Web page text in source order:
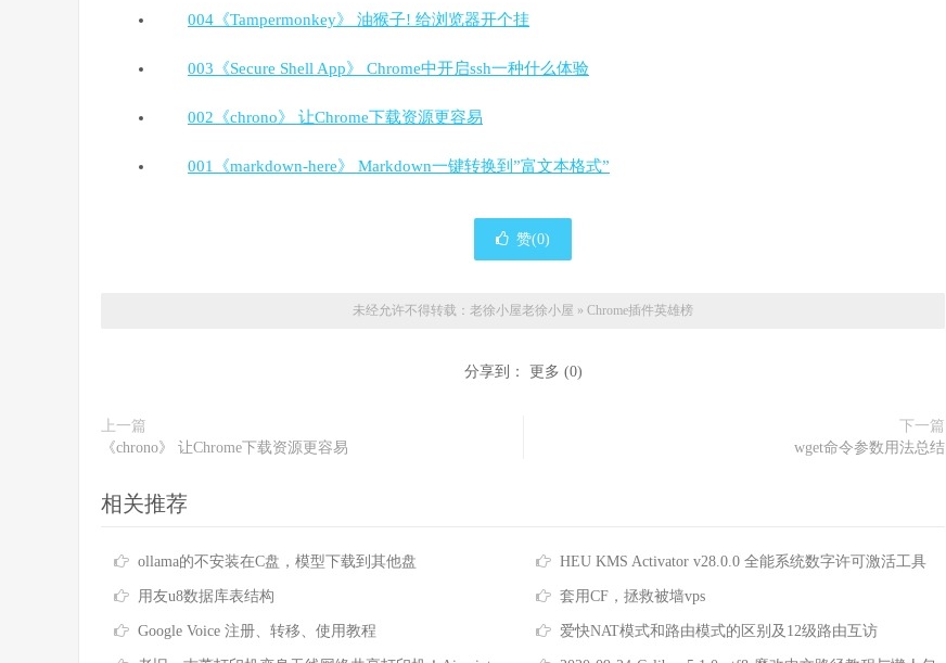
004《Tampermonkey》 油猴子! 给浏览器开个挂
003《Secure Shell App》 Chrome中开启ssh一种什么体验
002《chrono》 让Chrome下载资源更容易
001《markdown-here》 Markdown一键转换到”富文本格式”
赞(0)
未经允许不得转载：老徐小屋老徐小屋 » Chrome插件英雄榜
分享到： 更多 (0)
上一篇
《chrono》 让Chrome下载资源更容易
下一篇
wget命令参数用法总结
相关推荐
ollama的不安装在C盘，模型下载到其他盘 HEU KMS Activator v28.0.0 全能系统数字许可激活工具
用友u8数据库表结构 套用CF，拯救被墙vps
Google Voice 注册、转移、使用教程 爱快NAT模式和路由模式的区别及12级路由互访